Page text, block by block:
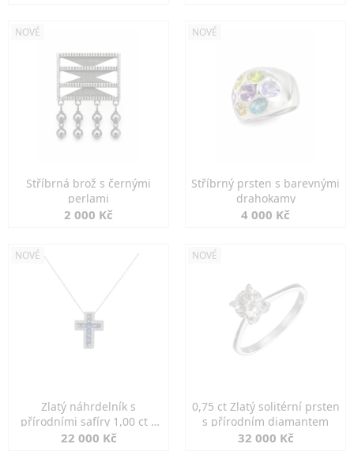
NOVÉ
Stříbrná brož s černými
perlami
2 000 Kč
NOVÉ
Stříbrný prsten s barevnými
drahokamy
4 000 Kč
NOVÉ
Zlatý náhrdelník s
přírodními safíry 1,00 ct a
diamanty
22 000 Kč
NOVÉ
0,75 ct Zlatý solitérní prsten
s přírodním diamantem
32 000 Kč